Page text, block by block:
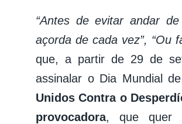
“Antes de evitar andar
açorda de cada vez”, “Ou
que, a partir de 29 de
assinalar o Dia Mundial
Unidos Contra o
provocadora, que quer